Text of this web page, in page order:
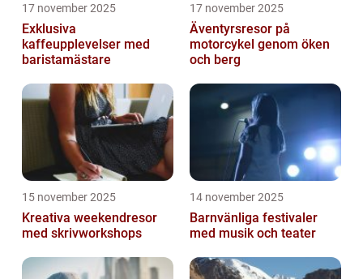
17 november 2025
Exklusiva
kaffeupplevelser med
baristamästare
17 november 2025
Äventyrsresor på
motorcykel genom öken
och berg
15 november 2025
Kreativa weekendresor
med skrivworkshops
14 november 2025
Barnvänliga festivaler
med musik och teater